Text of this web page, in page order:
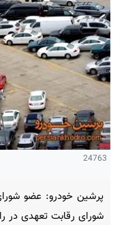
24763
پرشین خودرو: عضو
شورای رقابت تعهدی در